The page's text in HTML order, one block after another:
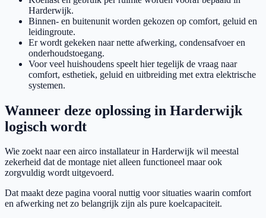
Harderwijk.
Binnen- en buitenunit worden gekozen op comfort, geluid en
leidingroute.
Er wordt gekeken naar nette afwerking, condensafvoer en
onderhoudstoegang.
Voor veel huishoudens speelt hier tegelijk de vraag naar
comfort, esthetiek, geluid en uitbreiding met extra elektrische
systemen.
Wanneer deze oplossing in Harderwijk
logisch wordt
Wie zoekt naar een airco installateur in Harderwijk wil meestal
zekerheid dat de montage niet alleen functioneel maar ook
zorgvuldig wordt uitgevoerd.
Dat maakt deze pagina vooral nuttig voor situaties waarin comfort
en afwerking net zo belangrijk zijn als pure koelcapaciteit.